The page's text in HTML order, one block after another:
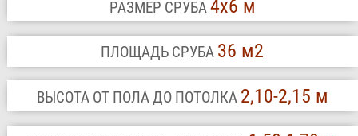
РАЗМЕР СРУБА4х6 м
ПЛОЩАДЬ СРУБА 36 м2
ВЫСОТА ОТ ПОЛА ДО ПОТОЛКА 2,10-2,15 м